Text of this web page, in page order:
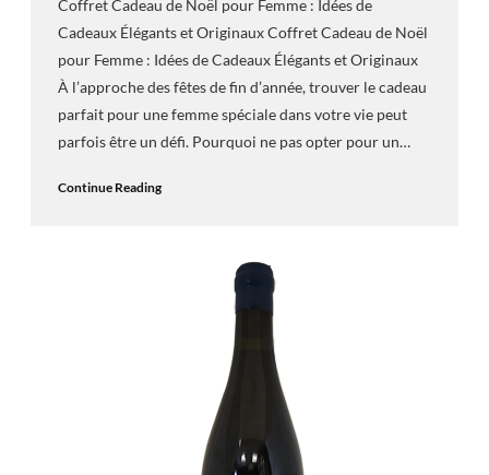
Coffret Cadeau de Noël pour Femme : Idées de
Cadeaux Élégants et Originaux Coffret Cadeau de Noël
pour Femme : Idées de Cadeaux Élégants et Originaux
À l’approche des fêtes de fin d’année, trouver le cadeau
parfait pour une femme spéciale dans votre vie peut
parfois être un défi. Pourquoi ne pas opter pour un…
Continue Reading